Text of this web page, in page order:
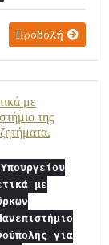
Προβολή
με
της
με
για